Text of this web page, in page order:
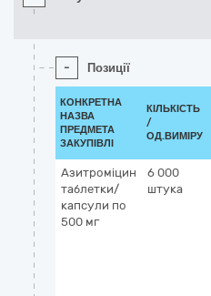
- Позиції
КОНКРЕТНА
НАЗВА
ПРЕДМЕТА
ЗАКУПІВЛІ
КІЛЬКІСТЬ
/
ОД.ВИМІРУ
Азитроміцин
таблетки/
капсули по
500 мг
6 000
штука